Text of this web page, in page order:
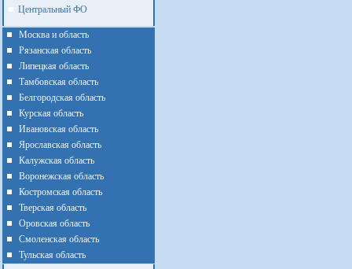
Центральный ФО
Москва и область
Рязанская область
Липецкая область
Тамбовская область
Белгородская область
Курская область
Ивановская область
Ярославская область
Калужская область
Воронежская область
Костромская область
Тверская область
Оровская область
Смоленская область
Тульская область